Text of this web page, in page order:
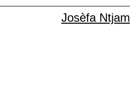
Josèfa Ntjam